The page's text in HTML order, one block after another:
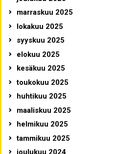
marraskuu 2025
lokakuu 2025
syyskuu 2025
elokuu 2025
kesäkuu 2025
toukokuu 2025
huhtikuu 2025
maaliskuu 2025
helmikuu 2025
tammikuu 2025
joulukuu 2024